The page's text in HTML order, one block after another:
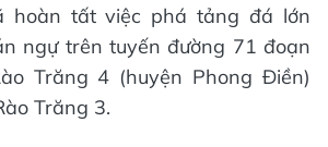
hoàn tất việc phá tảng đá lớn
ngự trên tuyến đường 71 đoạn
Trăng 4 (huyện Phong Điền)
Trăng 3.